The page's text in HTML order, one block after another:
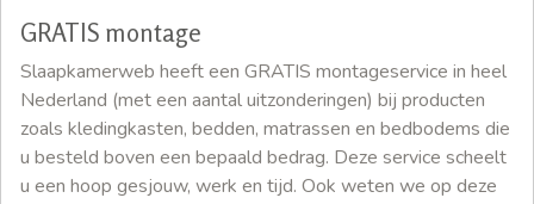
GRATIS montage
Slaapkamerweb heeft een GRATIS montageservice in heel
Nederland (met een aantal uitzonderingen) bij producten
zoals kledingkasten, bedden, matrassen en bedbodems die
u besteld boven een bepaald bedrag. Deze service scheelt
u een hoop gesjouw, werk en tijd. Ook weten we op deze